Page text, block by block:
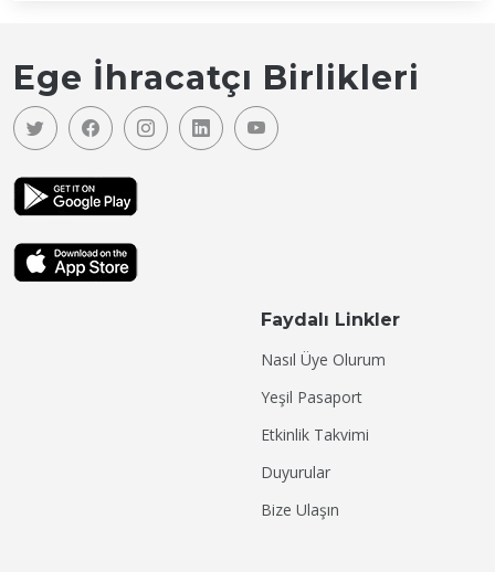
Ege İhracatçı Birlikleri
Faydalı Linkler
Nasıl Üye Olurum
Yeşil Pasaport
Etkinlik Takvimi
Duyurular
Bize Ulaşın